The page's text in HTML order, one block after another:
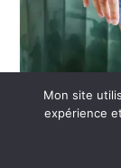
Mon site
expérience